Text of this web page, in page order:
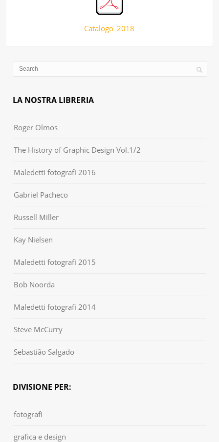
Catalogo_2018
LA NOSTRA LIBRERIA
Roger Olmos
The History of Graphic Design Vol.1/2
Maledetti fotografi 2016
Gabriel Pacheco
Russell Miller
Kay Nielsen
Maledetti fotografi 2015
Bob Noorda
Maledetti fotografi 2014
Steve McCurry
Sebastião Salgado
DIVISIONE PER:
fotografi
grafica e design